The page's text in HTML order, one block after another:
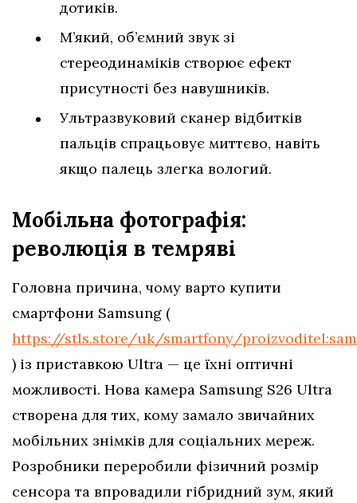
дотиків.
М’який, об’ємний звук зі
стереодинаміків створює ефект
присутності без навушників.
Ультразвуковий сканер відбитків
пальців спрацьовує миттєво, навіть
якщо палець злегка вологий.
Мобільна фотографія:
революція в темряві
Головна причина, чому варто купити
смартфони Samsung (
https://stls.store/uk/smartfony/
) із приставкою Ultra — це їхні оптичні
можливості. Нова камера Samsung S26 Ultra
створена для тих, кому замало звичайних
мобільних знімків для соціальних мереж.
Розробники переробили фізичний розмір
сенсора та впровадили гібридний зум, який